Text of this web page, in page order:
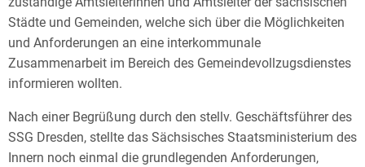
Städte und Gemeinden, welche sich über die Möglichkeiten
und Anforderungen an eine interkommunale
Zusammenarbeit im Bereich des Gemeindevollzugsdienstes
informieren wollten.
Nach einer Begrüßung durch den stellv. Geschäftsführer des
SSG Dresden, stellte das Sächsisches Staatsministerium des
Innern noch einmal die grundlegenden Anforderungen,